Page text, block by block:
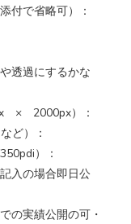
付で省略可）：
透過にするかな
× 2000px）：
ど）：
）：
入の場合即日公
の実績公開の可・